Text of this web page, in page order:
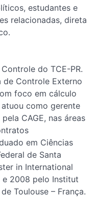
estudantes e
relacionadas, direta
do TCE-PR.
de Controle Externo
foco em cálculo
como gerente
CAGE, nas áreas
em Ciências
de Santa
in International
e 2008 pelo Institut
Toulouse – França.